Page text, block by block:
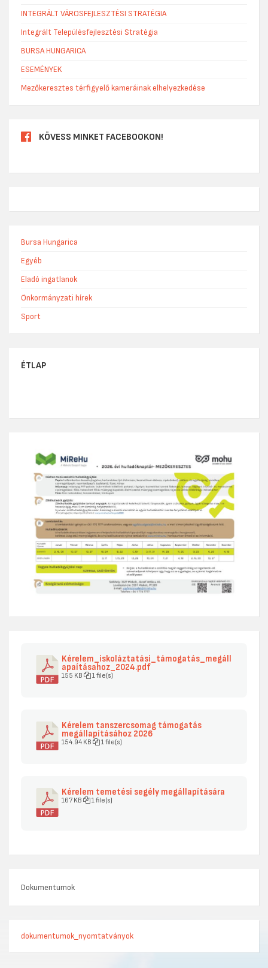
INTEGRÁLT VÁROSFEJLESZTÉSI STRATÉGIA
Integrált Településfejlesztési Stratégia
BURSA HUNGARICA
ESEMÉNYEK
Mezőkeresztes térfigyelő kameráinak elhelyezkedése
KÖVESS MINKET FACEBOOKON!
Bursa Hungarica
Egyéb
Eladó ingatlanok
Önkormányzati hírek
Sport
ÉTLAP
Kérelem_iskoláztatási_támogatás_megáll
apaításahoz_2024.pdf
155 KB 1 file(s)
Kérelem tanszercsomag támogatás
megállapításához 2026
154.94 KB 1 file(s)
Kérelem temetési segély megállapítására
167 KB 1 file(s)
Dokumentumok
dokumentumok_nyomtatványok